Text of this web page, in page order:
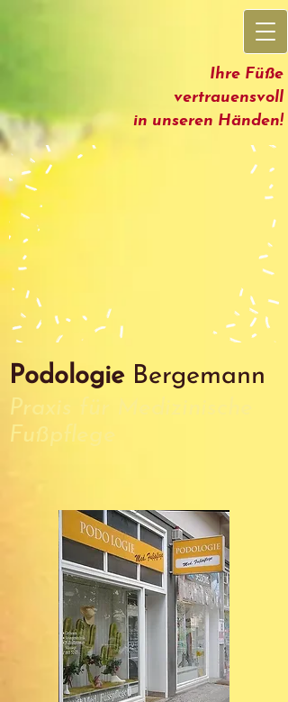
Ihre Füße
vertrauensvoll
in unseren Händen!
PodologieBergemann
Praxis für Medizinische
Fußpflege